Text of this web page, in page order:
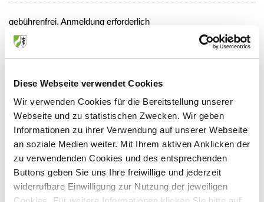
Diese Webseite verwendet Cookies
Wir verwenden Cookies für die Bereitstellung unserer
Webseite und zu statistischen Zwecken. Wir geben
Informationen zu ihrer Verwendung auf unserer Webseite
an soziale Medien weiter. Mit Ihrem aktiven Anklicken der
zu verwendenden Cookies und des entsprechenden
Buttons geben Sie uns Ihre freiwillige und jederzeit
widerrufbare Einwilligung zur Nutzung der jeweiligen
gebührenfrei, Anmeldung erforderlich
Veranstaltungsort:
Anbieter:
Evangelisches Klinikum Köln-Weyertal GmbH
Ansprechpartner: